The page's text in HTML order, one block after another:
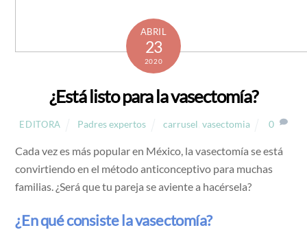
ABRIL
23
2020
¿Está listo para la vasectomía?
EDITORA Padres expertos carrusel vasectomia 0
Cada vez es más popular en México, la vasectomía se está
convirtiendo en el método anticonceptivo para muchas
familias. ¿Será que tu pareja se aviente a hacérsela?
¿En qué consiste la vasectomía?